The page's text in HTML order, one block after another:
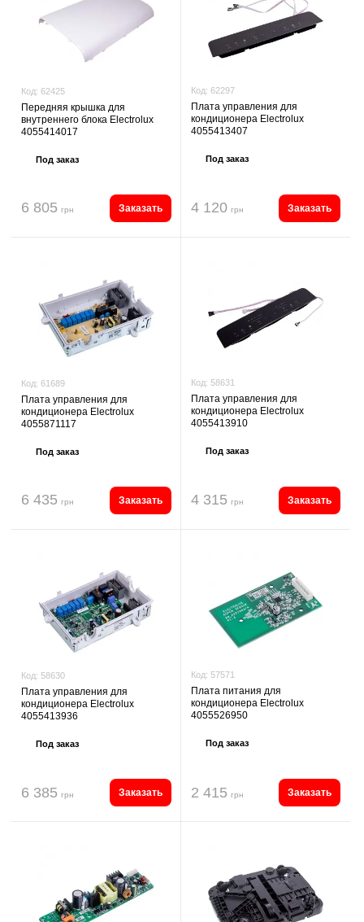
Код: 62425
Передняя крышка для
внутреннего блока Electrolux
4055414017
Под заказ
6 805 грн Заказать
Код: 62297
Плата управления для
кондиционера Electrolux
4055413407
Под заказ
4 120 грн Заказать
Код: 61689
Плата управления для
кондиционера Electrolux
4055871117
Под заказ
6 435 грн Заказать
Код: 58631
Плата управления для
кондиционера Electrolux
4055413910
Под заказ
4 315 грн Заказать
Код: 58630
Плата управления для
кондиционера Electrolux
4055413936
Под заказ
6 385 грн Заказать
Код: 57571
Плата питания для
кондиционера Electrolux
4055526950
Под заказ
2 415 грн Заказать